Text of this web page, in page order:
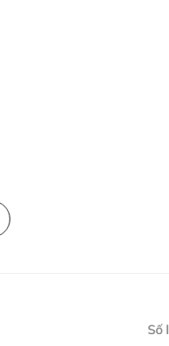
Số